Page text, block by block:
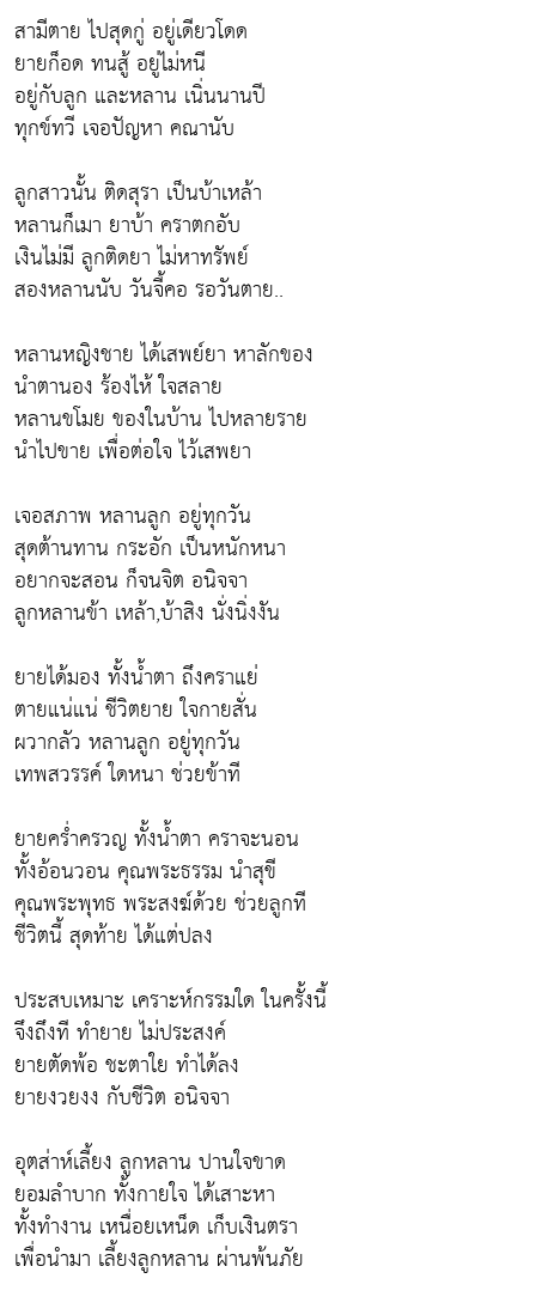
สามีตาย ไปสุดกู่ อยู่เดียวโดด
ยายก็อด ทนสู้ อยู่ไม่หนี
อยู่กับลูก และหลาน เนิ่นนานปี
ทุกข์ทวี เจอปัญหา คณานับ
ลูกสาวนั้น ติดสุรา เป็นบ้าเหล้า
หลานก็เมา ยาบ้า คราตกอับ
เงินไม่มี ลูกติดยา ไม่หาทรัพย์
สองหลานนับ วันจี้คอ รอวันตาย..
หลานหญิงชาย ได้เสพย์ยา หาลักของ
นำตานอง ร้องไห้ ใจสลาย
หลานขโมย ของในบ้าน ไปหลายราย
นำไปขาย เพื่อต่อใจ ไว้เสพยา
เจอสภาพ หลานลูก อยู่ทุกวัน
สุดต้านทาน กระอัก เป็นหนักหนา
อยากจะสอน ก็จนจิต อนิจจา
ลูกหลานข้า เหล้า,บ้าสิง นั่งนิ่งงัน
ยายได้มอง ทั้งน้ำตา ถึงคราแย่
ตายแน่แน่ ชีวิตยาย ใจกายสั่น
ผวากลัว หลานลูก อยู่ทุกวัน
เทพสวรรค์ ใดหนา ช่วยข้าที
ยายคร่ำครวญ ทั้งน้ำตา คราจะนอน
ทั้งอ้อนวอน คุณพระธรรม นำสุขี
คุณพระพุทธ พระสงฆ์ด้วย ช่วยลูกที
ชีวิตนี้ สุดท้าย ได้แต่ปลง
ประสบเหมาะ เคราะห์กรรมใด ในครั้งนี้
จึงถึงที ทำยาย ไม่ประสงค์
ยายตัดพ้อ ชะตาใย ทำได้ลง
ยายงวยงง กับชีวิต อนิจจา
อุตส่าห์เลี้ยง ลูกหลาน ปานใจขาด
ยอมลำบาก ทั้งกายใจ ได้เสาะหา
ทั้งทำงาน เหนื่อยเหน็ด เก็บเงินตรา
เพื่อนำมา เลี้ยงลูกหลาน ผ่านพ้นภัย